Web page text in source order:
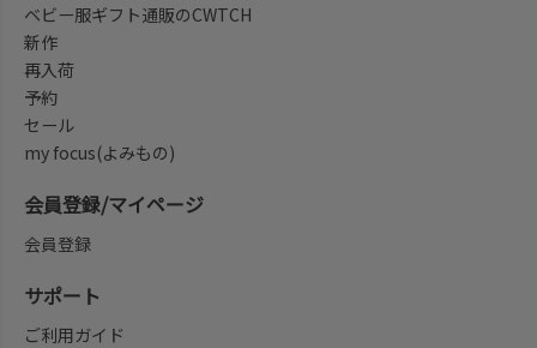
ベビー服ギフト通販のCWTCH
新作
再入荷
予約
セール
my focus(よみもの)
会員登録/マイページ
会員登録
サポート
ご利用ガイド